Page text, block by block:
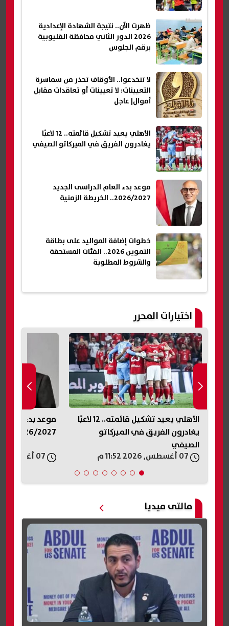
ظهرت الآن.. نتيجة الشهادة الإعدادية
2026 الدور الثاني محافظة القليوبية
برقم الجلوس
لا تنخدعوا.. الأوقاف تحذر من سماسرة
التعيينات: لا تعيينات أو تعاقدات مقابل
أموال| عاجل
الأهلي يعيد تشكيل قائمته.. 12 لاعبًا
يغادرون الفريق في الميركاتو الصيفي
موعد بدء العام الدراسى الجديد
2026/2027.. الخريطة الزمنية
خطوات إضافة المواليد على بطاقة
التموين 2026.. الفئات المستحقة
والشروط المطلوبة
اختيارات المحرر
الأهلي يعيد تشكيل قائمته.. 12 لاعبًا
يغادرون الفريق في الميركاتو
الصيفي
موعد بدء العام
2026/2027.. الخريطة الزمنية
مالتى ميديا